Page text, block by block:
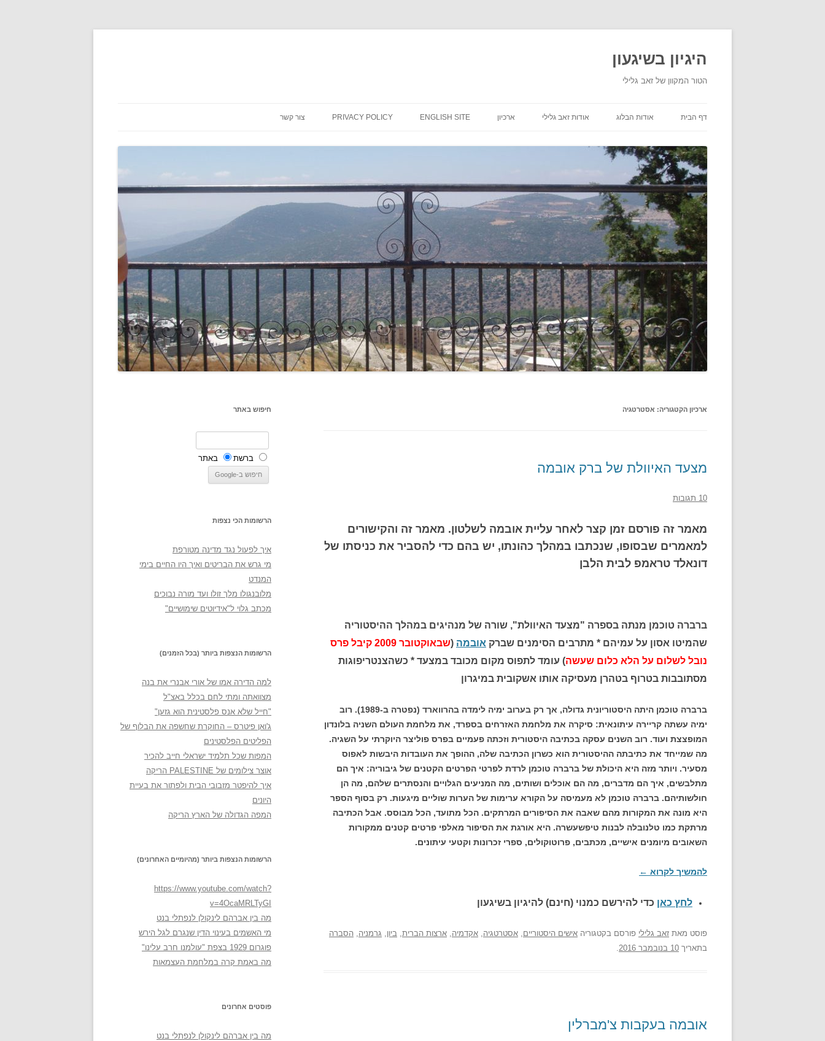
היגיון בשיגעון
הטור המקוון של זאב גלילי
דף הבית אודות הבלוג אודות זאב גלילי ארכיון ENGLISH SITE
PRIVACY POLICY צור קשר
ארכיון הקטגוריה: אסטרטגיה
מצעד האיוולת של ברק אובמה
10 תגובות
מאמר זה פורסם זמן קצר לאחר עליית אובמה לשלטון. מאמר זה והקישורים
למאמרים שבסופו, שנכתבו במהלך כהונתו, יש בהם כדי להסביר את כניסתו של
דונאלד טראמפ לבית הלבן
ברברה טוכמן מנתה בספרה "מצעד האיוולת", שורה של מנהיגים במהלך ההיסטוריה
שהמיטו אסון על עמיהם * מתרבים הסימנים שברק אובמה (
שבאוקטובר 2009 קיבל פרס
נובל לשלום על הלא כלום שעשה) עומד לתפוס מקום מכובד במצעד * כשהצנטריפוגות
מסתובבות בטרוף בטהרן מעסיקה אותו אשקובית במיגרון
ברברה טוכמן היתה היסטוריונית גדולה, אך רק בערוב ימיה לימדה בהרווארד (נפטרה ב-1989). רוב
ימיה עשתה קריירה עיתונאית: סיקרה את מלחמת האזרחים בספרד, את מלחמת העולם השניה בלונדון
המופצצת ועוד. רוב השנים עסקה בכתיבה היסטורית וזכתה פעמיים בפרס פוליצר היוקרתי על השגיה.
מה שמייחד את כתיבתה ההיסטורית הוא כשרון הכתיבה שלה, ההופך את העובדות היבשות לאפוס
מסעיר. ויותר מזה היא היכולת של ברברה טוכמן לרדת לפרטי הפרטים הקטנים של גיבוריה: איך הם
מתלבשים, איך הם מדברים, מה הם אוכלים ושותים, מה המניעים הגלויים והנסתרים שלהם, מה הן
חולשותיהם. ברברה טוכמן לא מעמיסה על הקורא ערימות של הערות שוליים מיגעות. רק בסוף הספר
היא מונה את המקורות מהם שאבה את הסיפורים המרתקים. הכל מתועד, הכל מבוסס. אבל הכתיבה
מרתקת כמו טלנובלה לבנות טיפשעשרה. היא אורגת את הסיפור מאלפי פרטים קטנים ממקורות
השאובים מיומנים אישיים, מכתבים, פרוטוקולים, ספרי זכרונות וקטעי עיתונים.
להמשיך לקרוא ←
לחץ כאן כדי להירשם כמנוי (חינם) להיגיון בשיגעון
פוסט מאת זאב גלילי פורסם בקטגוריה אישים היסטוריים, אסטרטגיה, אקדמיה, ארצות הברית, ביון, גרמניה, הסברה
בתאריך 10 בנובמבר 2016 .
אובמה בעקבות צ'מברלין
חיפוש באתר
ברשת באתר
הרשומות הכי נצפות
איך לפעול נגד מדינה מטורפת
מי גרש את הבריטים ואיך היו החיים בימי
המנדט
מלובנגולו מלך זולו ועד מורה נבוכים
מכתב גלוי ל"אידיוטים שימושיים"
הרשומות הנצפות ביותר (בכל הזמנים)
למה הדירה אמו של אורי אבנרי את בנה
מצוואתה ומתי לחם בכלל באצ"ל
"חייל שלא אנס פלסטינית הוא גזען"
ג'ואן פיטרס – החוקרת שחשפה את הבלוף של
הפליטים הפלסטינים
המפות שכל תלמיד ישראלי חייב להכיר
אוצר צילומים של PALESTINE הריקה
איך להיפטר מזבובי הבית ולפתור את בעיית
היונים
המפה הגדולה של הארץ הריקה
הרשומות הנצפות ביותר (מהיומיים האחרונים)
https://www.youtube.com/watch?
v=4OcaMRLTyGI
מה בין אברהם לינקולן לנפתלי בנט
מי האשמים בעינוי הדין שנגרם לגל הירש
פוגרום 1929 בצפת "עולמנו חרב עלינו"
מה באמת קרה במלחמת העצמאות
פוסטים אחרונים
מה בין אברהם לינקולן לנפתלי בנט